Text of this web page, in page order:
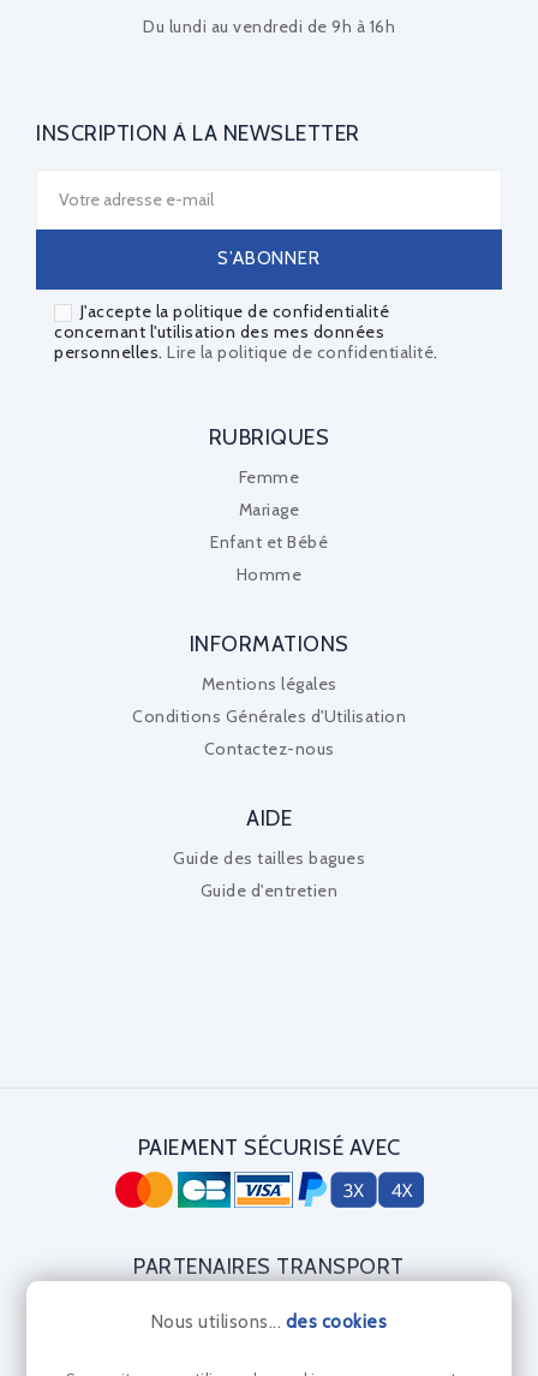
Du lundi au vendredi de 9h à 16h
INSCRIPTION À LA NEWSLETTER
J'accepte la politique de confidentialité
concernant l'utilisation des mes données
personnelles. Lire la politique de confidentialité.
RUBRIQUES
Femme
Mariage
Enfant et Bébé
Homme
INFORMATIONS
Mentions légales
Conditions Générales d'Utilisation
Contactez-nous
AIDE
Guide des tailles bagues
Guide d'entretien
Nous utilisons... des cookies
PAIEMENT SÉCURISÉ AVEC
PARTENAIRES TRANSPORT